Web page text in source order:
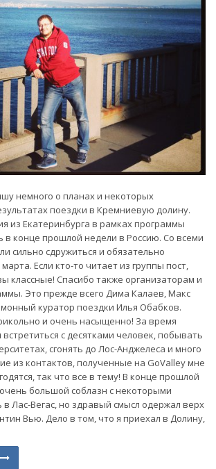
немного о планах и некоторых
поездки в Кремниевую долину.
из Екатеринбурга в рамках программы
в конце прошлой недели в Россию. Со всеми
сильно сдружиться и обязательно
Если кто-то читает из группы пост,
классные! Спасибо также организаторам и
Это прежде всего Дима Калаев, Макс
куратор поездки Илья Обабков.
и очень насыщенно! За время
с десятками человек, побывать
сгонять до Лос-Анджелеса и много
из контактов, полученные на GoValley мне
так что все в тему! В конце прошлой
большой соблазн с некоторыми
в Лас-Вегас, но здравый смысл одержал верх
Вью. Дело в том, что я приехал в Долину,